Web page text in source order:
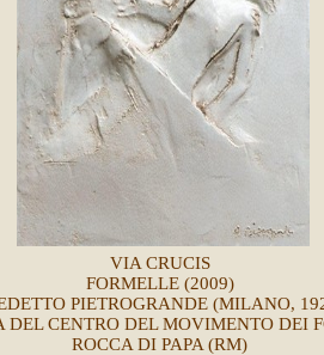
VIA CRUCIS
FORMELLE (2009)
PIETROGRANDE (MILANO,
DEL CENTRO DEL MOVIMENTO DEI
ROCCA DI PAPA (RM)